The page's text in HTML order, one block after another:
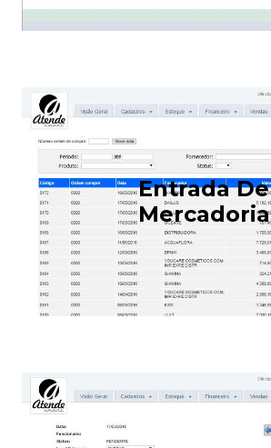
Entrada De
Mercadoria